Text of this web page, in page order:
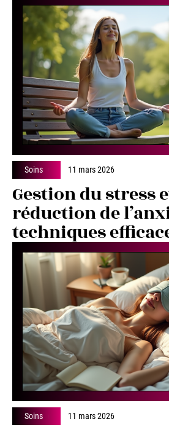
Soins 11 mars 2026
Gestion du stress
réduction de
techniques
Soins 11 mars 2026